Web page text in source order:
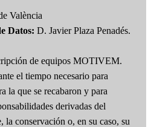
València
Datos: D. Javier Plaza Penadés.
de equipos MOTIVEM.
el tiempo necesario para
la que se recabaron y para
derivadas del
la conservación o, en su caso, su